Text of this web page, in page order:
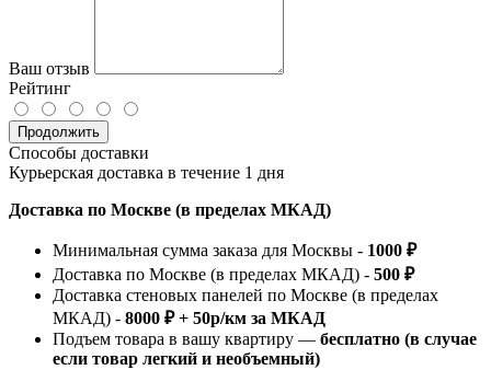
Ваш отзыв
Рейтинг
Продолжить
Способы доставки
Курьерская доставка в течение 1 дня
Доставка по Москве (в пределах МКАД)
Минимальная сумма заказа для Москвы - 1000 ₽
Доставка по Москве (в пределах МКАД) - 500 ₽
Доставка стеновых панелей по Москве (в пределах
МКАД) - 8000 ₽ + 50р/км за МКАД
Подъем товара в вашу квартиру — бесплатно (в случае
если товар легкий и необъемный)